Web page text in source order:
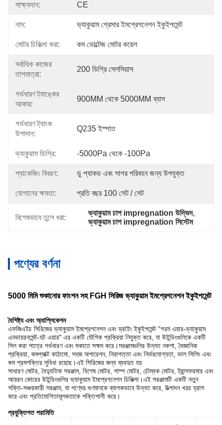
সাক্ষ্যদান: CE
নাম: ভ্যাকুয়াম প্রেসার ইমপ্রেগনেশন ইকুইপমেন্ট
মোটর চিকিত্সা করা: কম ভোল্টেজ মোটর কয়েল
সর্বাধিক কাজের
তাপমাত্রা:
200 ডিগ্রি সেলসিয়াস
গর্ভধারণ ট্যাঙ্কের
আকার:
900MM থেকে 5000MM ব্যাস
গর্ভধারণ ট্যাংক
উপাদান:
Q235 ইস্পাত
ভ্যাকুয়াম ডিগ্রি: -5000Pa থেকে -100Pa
প্যাকেজিং বিবরণ: ডু প্যাকড এবং সাগর পরিবহন জন্য উপযুক্ত
যোগানের ক্ষমতা: প্রতি বছর 100 সেট / সেট
বিশেষভাবে তুলে ধরা:
ভ্যাকুয়াম চাপ impregnation উদ্ভিদ,
ভ্যাকুয়াম চাপ impregnation সিস্টেম
পণ্যের বর্ণনা
5000 মিমি শুকানোর ফাংশন সহ FGH সিরিজ ভ্যাকুয়াম ইমপ্রেগনেশন ইকুইপমেন্ট
বৈশিষ্ট্য এবং অ্যাপ্লিকেশন
এফজিএইচ সিরিজের ভ্যাকুয়াম ইমপ্রেগনেশন এবং ড্রাইং ইকুইপমেন্ট "গরম এয়ার-ভ্যাকুয়াম
এনভায়রনমেন্ট-হট এয়ার" এর একটি যৌগিক প্রক্রিয়া নিযুক্ত করে, যা উইন্ডিংগুলিকে একটি
সিল করা পাত্রে গর্ভধারণ এবং শুকাতে সক্ষম করে।সরঞ্জামগুলির উন্নত নকশা, বৈজ্ঞানিক
প্রক্রিয়া, কমপ্যাক্ট কাঠামো, সহজ অপারেশন, নিরাপত্তা এবং নির্ভরযোগ্যতা, ভাল সিলিং এবং
কম শ্রমশক্তির সুবিধা রয়েছে।এই সিরিজের জন্য ব্যবহৃত হয়
সাধারণ মোটর, বৈদ্যুতিক সরঞ্জাম, বিশেষ মোটর, পাম্প মোটর, চৌম্বক মোটর, ট্রান্সফরমার এবং
আয়রন কোরের উইন্ডিংগুলির ভ্যাকুয়াম ইমপ্রেগনেশন চিকিত্সা।এই সরঞ্জামটি একটি নতুন
শক্তি-সঞ্চয়কারী সরঞ্জাম, যা পণ্যের গুণমানকে ব্যাপকভাবে উন্নত করে, উত্পাদন খরচ হ্রাস
করে এবং প্রতিযোগিতামূলকতাকে শক্তিশালী করে।
প্রযুক্তিগত পরামিতি